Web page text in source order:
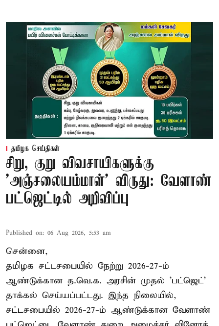
தமிழக செய்திகள்
சிறு, குறு விவசாயிகளுக்கு
'அஞ்சலையம்மாள்' விருது: வேளாண்
பட்ஜெட்டில் அறிவிப்பு
Published on: 06 Aug 2026, 5:53 am
சென்னை,
தமிழக சட்டசபையில் நேற்று 2026-27-ம்
ஆண்டுக்கான த.வெ.க. அரசின் முதல் 'பட்ஜெட்'
தாக்கல் செய்யப்பட்டது. இந்த நிலையில்,
சட்டசபையில் 2026-27-ம் ஆண்டுக்கான வேளாண்